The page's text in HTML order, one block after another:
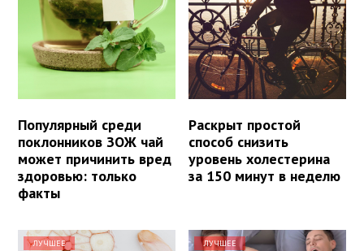
Популярный среди
поклонников ЗОЖ чай
может причинить вред
здоровью: только
факты
Раскрыт простой
способ снизить
уровень холестерина
за 150 минут в неделю
ЛУЧШЕЕ ЛУЧШЕЕ